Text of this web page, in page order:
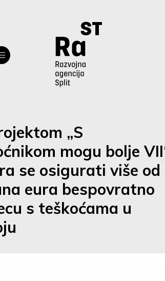
„S
mogu bolje
se osigurati više od
eura bespovratno
s teškoćama u